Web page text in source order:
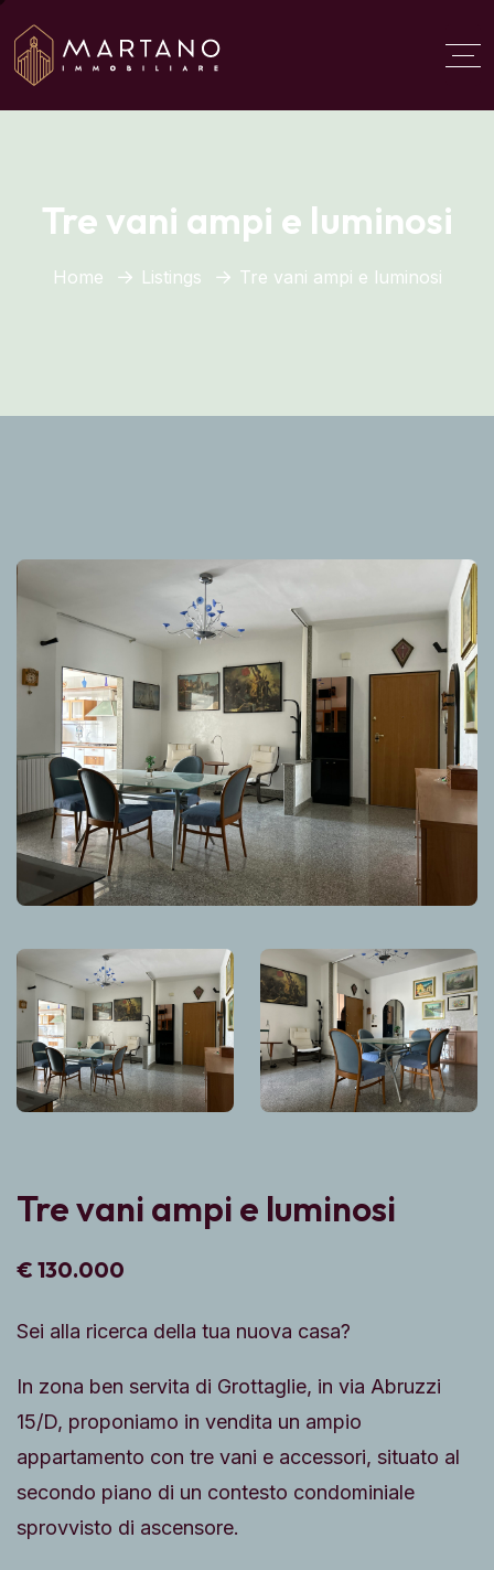
Aggiungi qui il testo del
titolo
Tre vani ampi e luminosi
Home Listings Tre vani ampi e luminosi
Tre vani ampi e luminosi
€ 130.000
Sei alla ricerca della tua nuova casa?
In zona ben servita di Grottaglie, in via Abruzzi
15/D, proponiamo in vendita un ampio
appartamento con tre vani e accessori, situato al
secondo piano di un contesto condominiale
sprovvisto di ascensore.